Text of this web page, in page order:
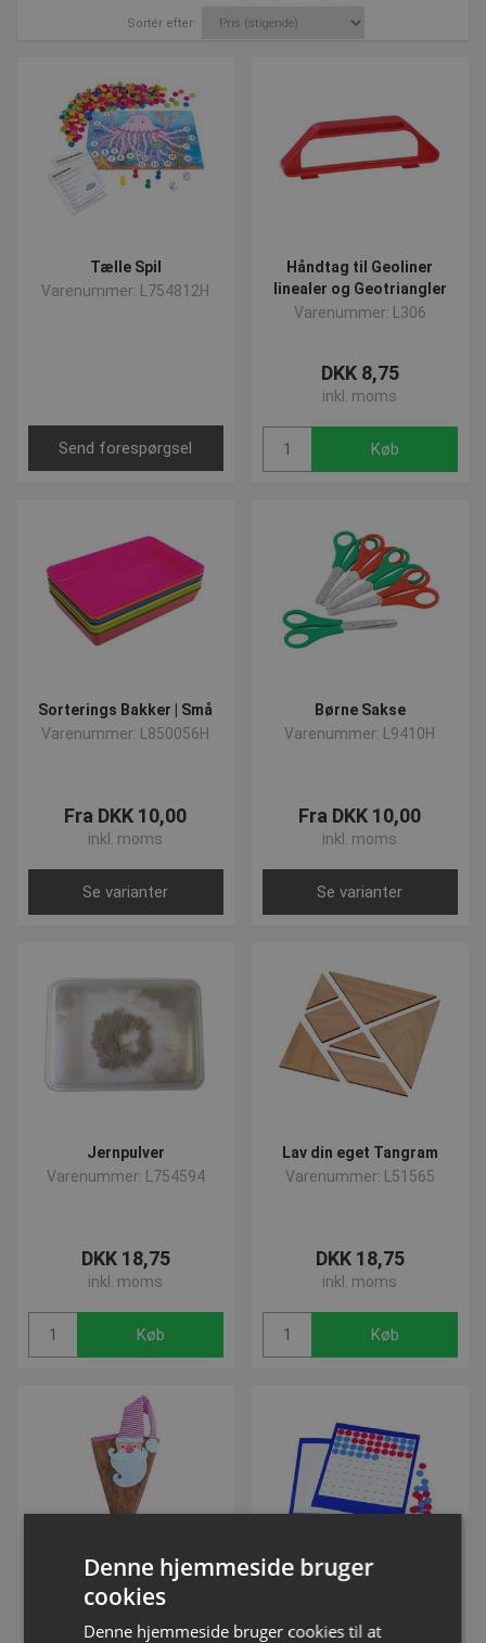
Sortér efter:
Tælle Spil
Varenummer: L754812H
Send forespørgsel
Håndtag til Geoliner
linealer og Geotriangler
Varenummer: L306
DKK 8,75
inkl. moms
Køb
Sorterings Bakker | Små
Varenummer: L850056H
Fra DKK 10,00
inkl. moms
Se varianter
Børne Sakse
Varenummer: L9410H
Fra DKK 10,00
inkl. moms
Se varianter
Jernpulver
Varenummer: L754594
DKK 18,75
inkl. moms
Køb
Lav din eget Tangram
Varenummer: L51565
DKK 18,75
inkl. moms
Køb
Gave Æske Julemand
Denne hjemmeside bruger
cookies
Denne hjemmeside bruger cookies til at